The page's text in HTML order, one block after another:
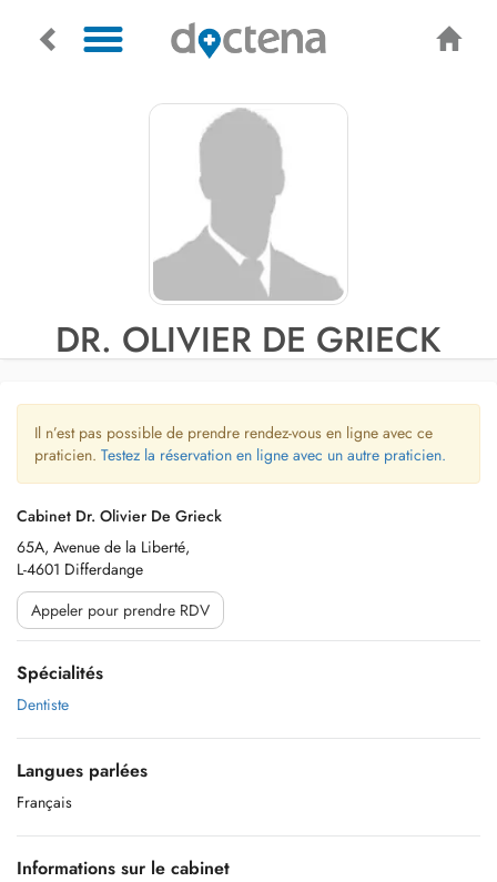
DR. OLIVIER DE GRIECK
Il n’est pas possible de prendre rendez-vous en ligne avec ce
praticien. Testez la réservation en ligne avec un autre praticien.
Cabinet Dr. Olivier De Grieck
65A, Avenue de la Liberté,
L-4601 Differdange
Appeler pour prendre RDV
Spécialités
Dentiste
Langues parlées
Français
Informations sur le cabinet